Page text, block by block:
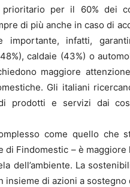
prioritario per il 60% dei
di più anche in caso di
importante, infatti,
caldaie (43%) o
maggiore
Gli italiani
prodotti e servizi dai
come quello che
di Findomestic – è
dell’ambiente. La
insieme di azioni a